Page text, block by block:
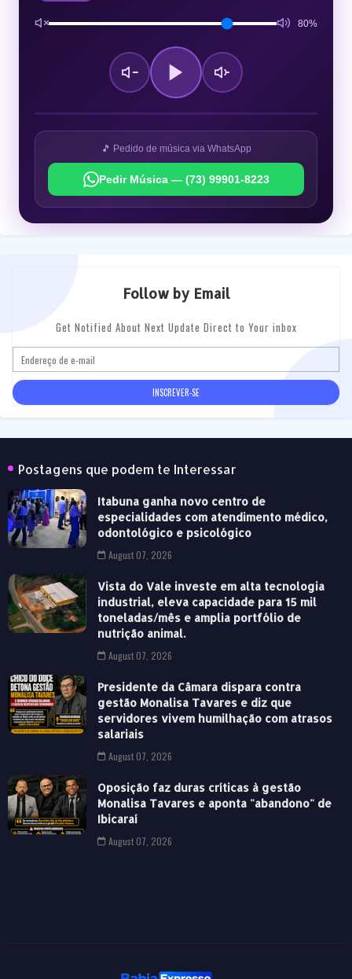
80%
🎵 Pedido de música via WhatsApp
Pedir Música — (73) 99901-8223
Follow by Email
Get Notified About Next Update Direct to Your inbox
Postagens que podem te Interessar
Itabuna ganha novo centro de
especialidades com atendimento médico,
odontológico e psicológico
August 07, 2026
Vista do Vale investe em alta tecnologia
industrial, eleva capacidade para 15 mil
toneladas/mês e amplia portfólio de
nutrição animal.
August 07, 2026
Presidente da Câmara dispara contra
gestão Monalisa Tavares e diz que
servidores vivem humilhação com atrasos
salariais
August 07, 2026
Oposição faz duras críticas à gestão
Monalisa Tavares e aponta "abandono" de
Ibicaraí
August 07, 2026